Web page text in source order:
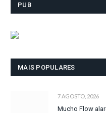
PUB
MAIS POPULARES
7 AGOSTO, 2026
Mucho Flow